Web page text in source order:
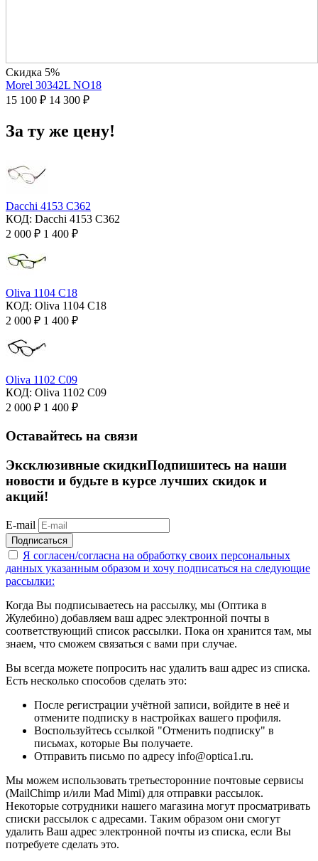
Скидка 5%
Morel 30342L NO18
15 100 ₽ 14 300 ₽
За ту же цену!
Dacchi 4153 C362
КОД: Dacchi 4153 C362
2 000 ₽ 1 400 ₽
Oliva 1104 C18
КОД: Oliva 1104 C18
2 000 ₽ 1 400 ₽
Oliva 1102 C09
КОД: Oliva 1102 C09
2 000 ₽ 1 400 ₽
Оставайтесь на связи
Эксклюзивные скидкиПодпишитесь на наши
новости и будьте в курсе лучших скидок и
акций!
E-mail
Подписаться
Я согласен/согласна на обработку своих персональных
данных указанным образом и хочу подписаться на следующие
рассылки:
Когда Вы подписываетесь на рассылку, мы (Оптика в
Жулебино) добавляем ваш адрес электронной почты в
соответствующий список рассылки. Пока он хранится там, мы
знаем, что сможем связаться с вами при случае.
Вы всегда можете попросить нас удалить ваш адрес из списка.
Есть несколько способов сделать это:
После регистрации учётной записи, войдите в неё и
отмените подписку в настройках вашего профиля.
Воспользуйтесь ссылкой "Отменить подписку" в
письмах, которые Вы получаете.
Отправить письмо по адресу info@optica1.ru.
Мы можем использовать третьесторонние почтовые сервисы
(MailChimp и/или Mad Mimi) для отправки рассылок.
Некоторые сотрудники нашего магазина могут просматривать
списки рассылок с адресами. Таким образом они смогут
удалить Ваш адрес электронной почты из списка, если Вы
потребуете сделать это.